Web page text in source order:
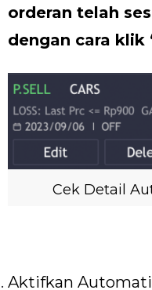
orderan telah
dengan cara klik
Cek Detail
Aktifkan